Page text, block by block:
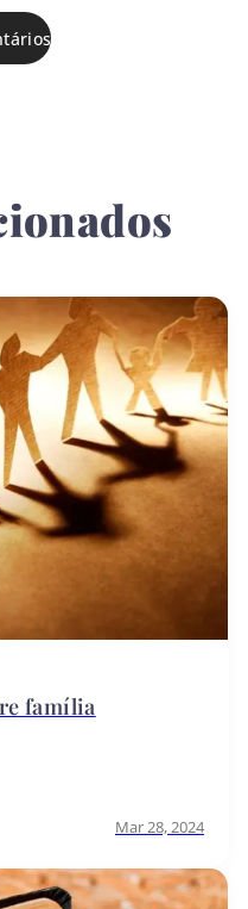
família
Mar 28, 2024